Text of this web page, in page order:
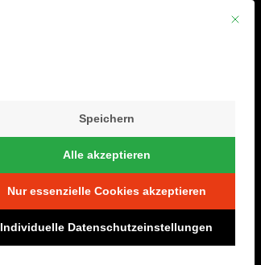
Mit
Speichern
Alle akzeptieren
Nur essenzielle Cookies akzeptieren
Individuelle Datenschutzeinstellungen